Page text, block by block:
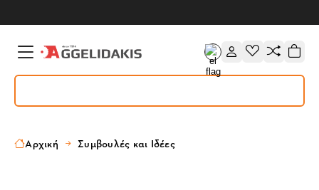
Αρχική Συμβουλές και Ιδέες